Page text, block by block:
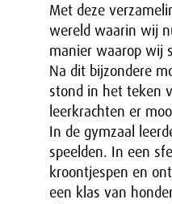
Met deze
wereld waarin wij
manier waarop wij
Na dit bijzondere
stond in het teken
leerkrachten er
In de gymzaal
speelden. In een
kroontjespen en
een klas van